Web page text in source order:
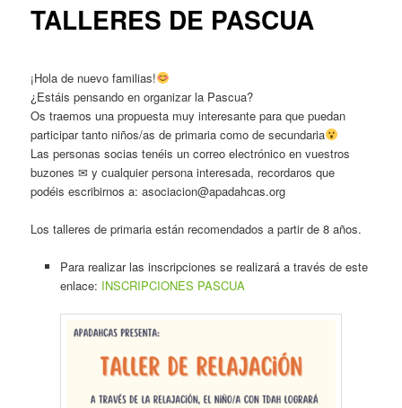
TALLERES DE PASCUA
¡Hola de nuevo familias!
¿Estáis pensando en organizar la Pascua?
Os traemos una propuesta muy interesante para que puedan
participar tanto niños/as de primaria como de secundaria
Las personas socias tenéis un correo electrónico en vuestros
buzones ✉ y cualquier persona interesada, recordaros que
podéis escribirnos a: asociacion@apadahcas.org
Los talleres de primaria están recomendados a partir de 8 años.
Para realizar las inscripciones se realizará a través de este
enlace: INSCRIPCIONES PASCUA